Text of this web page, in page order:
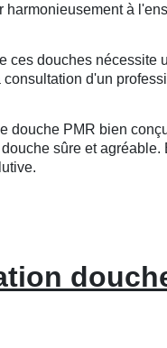
harmonieusement à
ces douches nécessite
consultation d'un
douche PMR bien
sûre et